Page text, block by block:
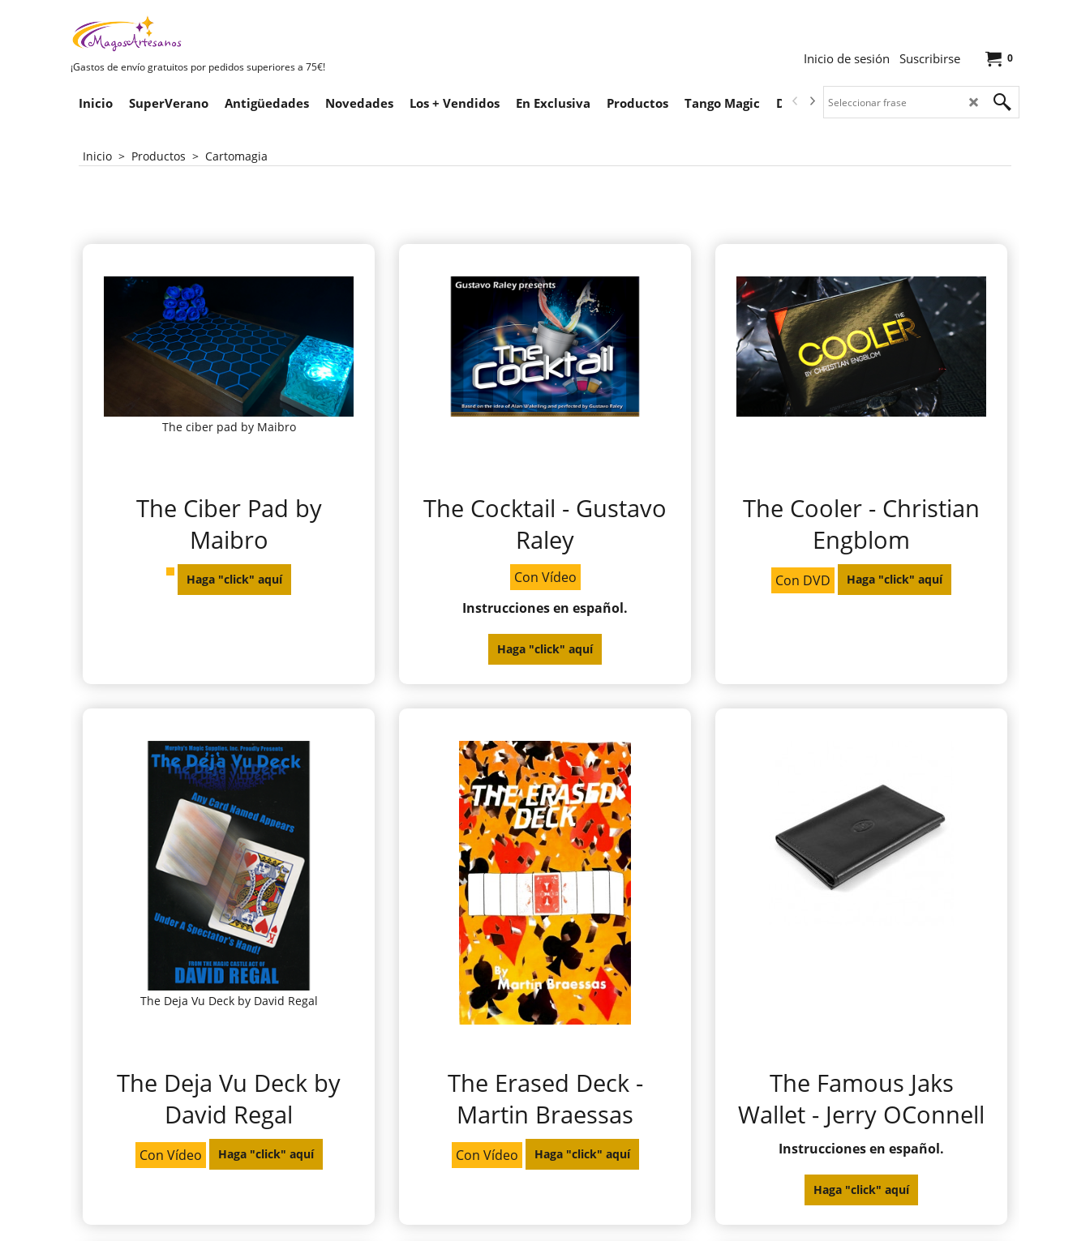
¡Gastos de envío gratuitos por pedidos superiores a 75€!
0
Inicio de sesión Suscribirse
Inicio SuperVerano Antigüedades Novedades Los + Vendidos En Exclusiva Productos Tango Magic Descargas
Inicio > Productos > Cartomagia
The ciber pad by Maibro
The Ciber Pad by
Maibro
Haga "click" aquí
The Cocktail - Gustavo
Raley
Con Vídeo
Instrucciones en español.
Haga "click" aquí
The Cooler - Christian
Engblom
Con DVD Haga "click" aquí
The Deja Vu Deck by David Regal
The Deja Vu Deck by
David Regal
Con Vídeo Haga "click" aquí
The Erased Deck -
Martin Braessas
Con Vídeo Haga "click" aquí
The Famous Jaks
Wallet - Jerry OConnell
Instrucciones en español.
Haga "click" aquí